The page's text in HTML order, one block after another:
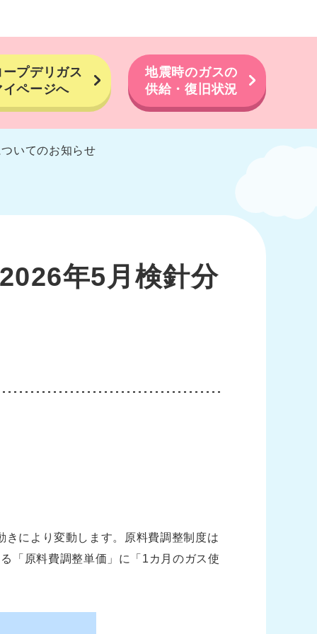
ープデリガス
イページへ
地震時のガスの
供給・復旧状況
いてのお知らせ
年5月検針分
により変動します。原料費調整制度は
「原料費調整単価」に「1カ月のガス使